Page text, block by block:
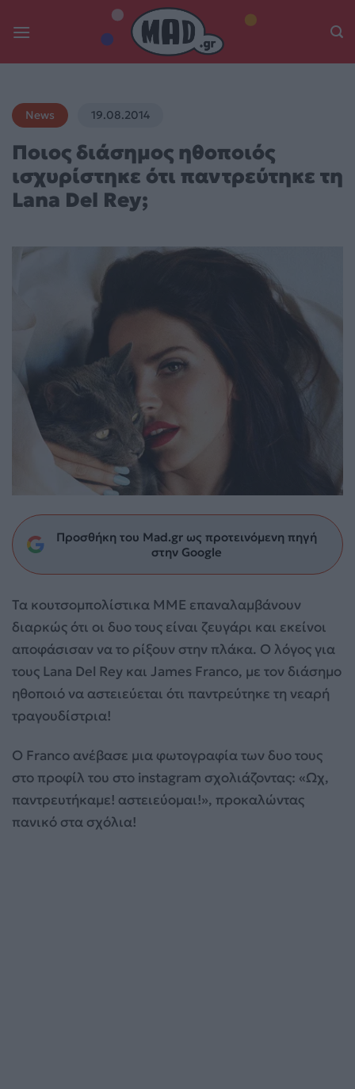
News 19.08.2014
Ποιος διάσημος ηθοποιός
ισχυρίστηκε ότι παντρεύτηκε τη
Lana Del Rey;
Προσθήκη του Mad.gr ως προτεινόμενη πηγή
στην Google
Τα κουτσομπολίστικα ΜΜΕ επαναλαμβάνουν
διαρκώς ότι οι δυο τους είναι ζευγάρι και εκείνοι
αποφάσισαν να το ρίξουν στην πλάκα. Ο λόγος για
τους Lana Del Rey και James Franco, με τον διάσημο
ηθοποιό να αστειεύεται ότι παντρεύτηκε τη νεαρή
τραγουδίστρια!
Ο Franco ανέβασε μια φωτογραφία των δυο τους
στο προφίλ του στο instagram σχολιάζοντας: «Ωχ,
παντρευτήκαμε! αστειεύομαι!», προκαλώντας
πανικό στα σχόλια!